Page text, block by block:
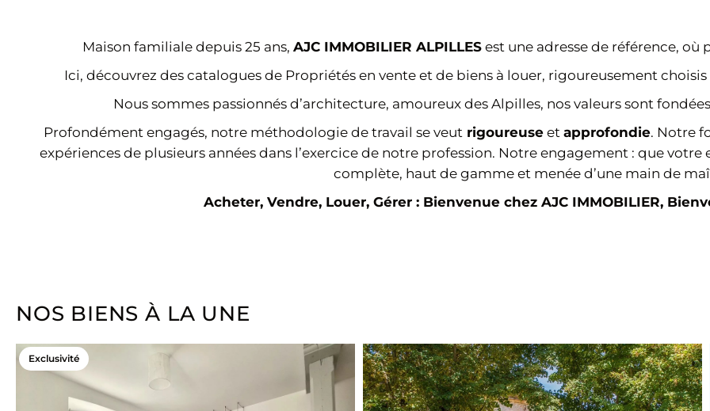
Maison familiale depuis 25 ans, AJC IMMOBILIER ALPILLESest une adresse de référence, où
Ici, découvrez des catalogues de Propriétés en vente et de biens à louer, rigoureusement
Nous sommes passionnés d’architecture, amoureux des Alpilles, nos valeurs sont
Profondément engagés, notre méthodologie de travail se veutrigoureuseet approfondie. Notre
expériences de plusieurs années dans l’exercice de notre profession. Notre engagement : que votre
complète, haut de gamme et menée d’une main de
Acheter, Vendre, Louer, Gérer : Bienvenue chez AJC IMMOBILIER,
NOS BIENS À LA UNE
Exclusivité